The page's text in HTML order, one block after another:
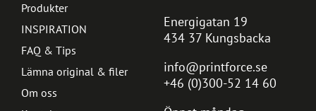
Energigatan 19
434 37 Kungsbacka
info@printforce.se
+46 (0)300-52 14 60
Produkter
INSPIRATION
FAQ & Tips
Lämna original & filer
Om oss